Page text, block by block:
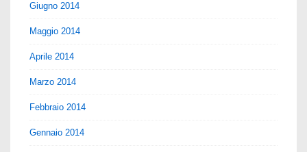
Giugno 2014
Maggio 2014
Aprile 2014
Marzo 2014
Febbraio 2014
Gennaio 2014